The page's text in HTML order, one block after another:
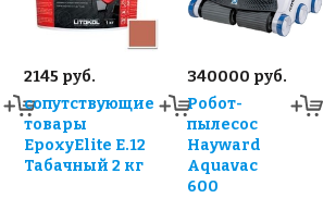
2145 руб.
сопутствующие
товары
EpoxyElite E.12
Табачный 2 кг
340000 руб.
Робот-
пылесос
Hayward
Aquavac
600